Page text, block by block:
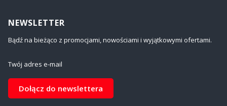
NEWSLETTER
Bądź na bieżąco z promocjami, nowościami i wyjątkowymi ofertami.
Twój adres e-mail
Dołącz do newslettera